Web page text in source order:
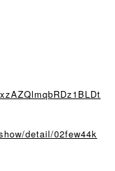
detail/02few44k